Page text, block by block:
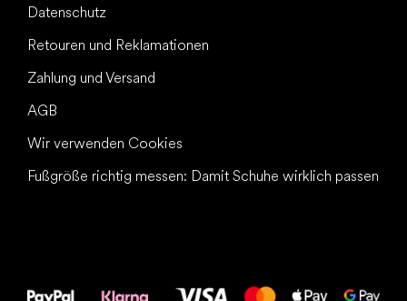
Datenschutz
Retouren und Reklamationen
Zahlung und Versand
AGB
Wir verwenden Cookies
Fußgröße richtig messen: Damit Schuhe wirklich passen